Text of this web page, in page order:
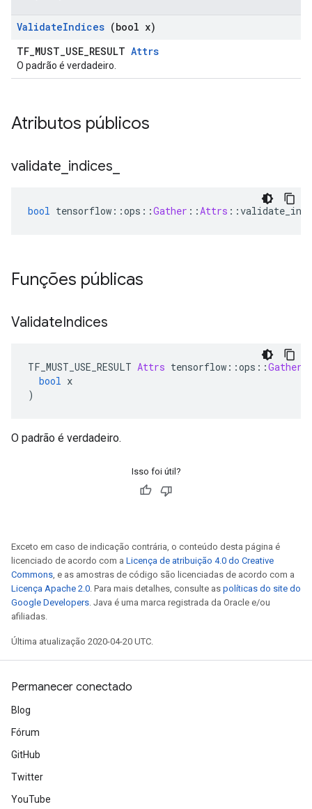
ValidateIndices (bool x)
TF_MUST_USE_RESULT Attrs
O padrão é verdadeiro.
Atributos públicos
validate indices
bool tensorflow ::ops ::Gather ::Attrs ::
Funções públicas
ValidateIndices
TF_MUST_USE_RESULT Attrs tensorflow ::ops ::Gather
bool x
)
O padrão é verdadeiro.
Isso foi útil?
Exceto em caso de indicação contrária, o conteúdo desta página é
licenciado de acordo com a Licença de atribuição 4.0 do Creative
Commons, e as amostras de código são licenciadas de acordo com a
Licença Apache 2.0. Para mais detalhes, consulte as políticas do site do
Google Developers. Java é uma marca registrada da Oracle e/ou
afiliadas.
Última atualização 2020-04-20 UTC.
Permanecer conectado
Blog
Fórum
GitHub
Twitter
YouTube